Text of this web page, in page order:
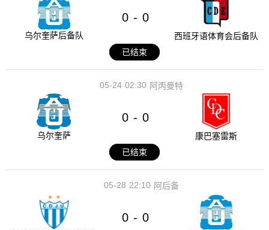
乌尔奎萨后备队
0 - 0
西班牙语体育会后备队
已结束
02:30
05-24 阿丙曼特
乌尔奎萨
0 - 0
康巴塞雷斯
已结束
22:10
05-28 阿后备
0 - 0